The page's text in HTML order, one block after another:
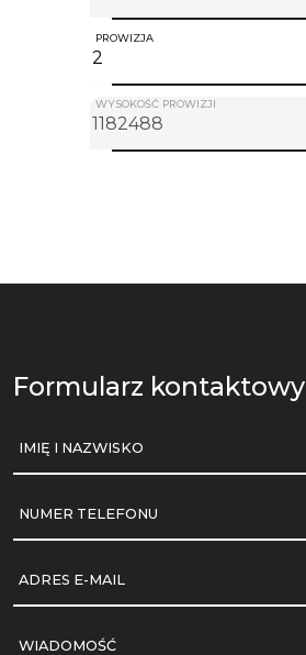
PROWIZJA
WYSOKOŚĆ PROWIZJI
Formularz kontaktowy
IMIĘ I NAZWISKO
NUMER TELEFONU
ADRES E-MAIL
WIADOMOŚĆ